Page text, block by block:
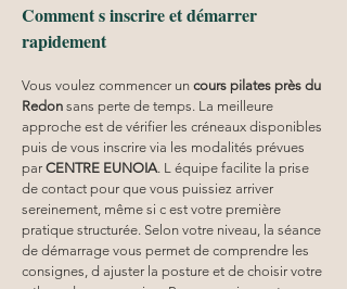
Comment s inscrire et démarrer
rapidement
Vous voulez commencer un cours pilates près du
Redon sans perte de temps. La meilleure
approche est de vérifier les créneaux disponibles
puis de vous inscrire via les modalités prévues
par CENTRE EUNOIA. L équipe facilite la prise
de contact pour que vous puissiez arriver
sereinement, même si c est votre première
pratique structurée. Selon votre niveau, la séance
de démarrage vous permet de comprendre les
consignes, d ajuster la posture et de choisir votre